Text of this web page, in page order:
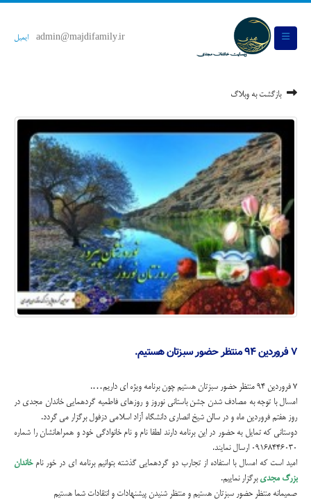
admin@majdifamily.ir ایمیل
بازگشت به وبلاگ
۷ فروردین ۹۴ منتظر حضور سبزتان هستیم.
۷ فروردین ۹۴ منتظر حضور سبزتان هستیم چون برنامه ویژه ای داریم….
امسال با توجه به مصادف شدن جشن باستانی نوروز و روزهای فاطمیه گردهمایی خاندان مجدی در
روز هفتم فروردین ماه و در سالن شیخ انصاری دانشگاه آزاد اسلامی دزفول برگزار می گردد.
دوستانی که تمایل به حضور در این برنامه دارند لطفا نام و نام خانوادگی خود و همراهانشان را شماره
۰۹۱۶۸۴۴۶۰۳۰ ارسال نمایند.
امید است که امسال با استفاده از تجارب دو گردهمایی گذشته بتوانیم برنامه ای در خور نامخاندان
بزرگ مجدی برگزار نماییم.
صمیمانه منتظر حضور سبزتان هستیم و منتظر شنیدن پیشنهادات و انتقادات شما هستیم